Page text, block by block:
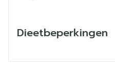
Dieetbeperkingen